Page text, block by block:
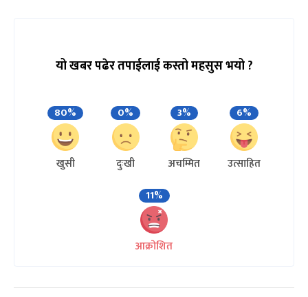
यो खबर पढेर तपाईलाई कस्तो महसुस भयो ?
80%
खुसी
0%
दुःखी
3%
अचम्मित
6%
उत्साहित
11%
आक्रोशित